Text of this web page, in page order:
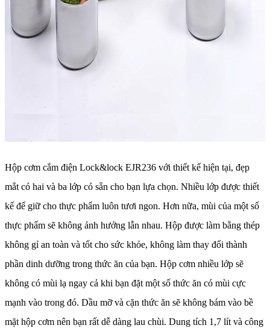
Hộp cơm cắm điện Lock&lock EJR236 với thiết kế hiện tại, đẹp
mắt có hai và ba lớp có sẵn cho bạn lựa chọn. Nhiều lớp được thiết
kế để giữ cho thực phẩm luôn tươi ngon. Hơn nữa, mùi của một số
thực phẩm sẽ không ảnh hưởng lẫn nhau. Hộp được làm bằng thép
không gỉ an toàn và tốt cho sức khỏe, không làm thay đổi thành
phần dinh dưỡng trong thức ăn của bạn. Hộp cơm nhiều lớp sẽ
không có mùi lạ ngay cả khi bạn đặt một số thức ăn có mùi cực
mạnh vào trong đó. Dầu mỡ và cặn thức ăn sẽ không bám vào bề
mặt hộp cơm nên bạn rất dễ dàng lau chùi. Dung tích 1,7 lít và công